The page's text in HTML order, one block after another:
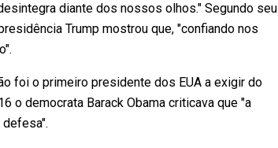
diante dos nossos olhos." Segundo seu
Trump mostrou que, "confiando nos
foi o primeiro presidente dos EUA a exigir do
o democrata Barack Obama criticava que "a